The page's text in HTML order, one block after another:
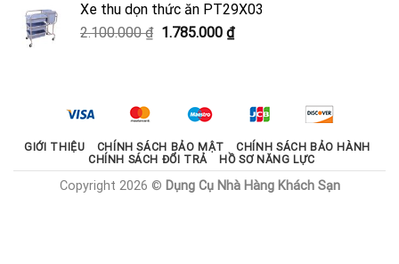
2.000.000 ₫.là:
1.800.000 ₫.
Xe thu dọn thức ăn PT29X03
2.100.000₫ Giá
1.785.000 ₫Giá
1.785.000 ₫.
GIỚI THIỆU CHÍNH SÁCH BẢO MẬT
CHÍNH SÁCH BẢO HÀNH
CHÍNH SÁCH ĐỔI TRẢ
HỒ SƠ NĂNG LỰC
Copyright 2026 © Dụng Cụ Nhà Hàng Khách Sạn